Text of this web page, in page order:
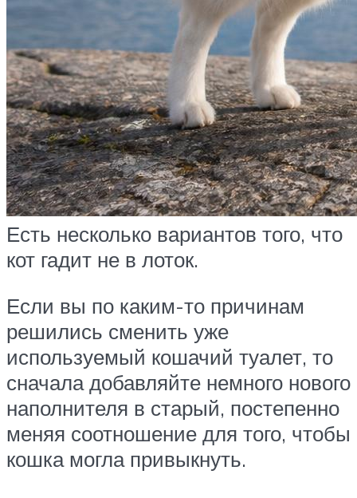
Есть несколько вариантов того, что
кот гадит не в лоток.
Если вы по каким-то причинам
решились сменить уже
используемый кошачий туалет, то
сначала добавляйте немного нового
наполнителя в старый, постепенно
меняя соотношение для того, чтобы
кошка могла привыкнуть.